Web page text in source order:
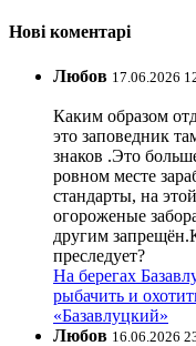
Нові коментарі
Любов 17.06.2026
Каким образом
это заповедник
знаков .Это
ровном месте
стандарты, на
огороженые
другим
преследует?
На берегах
рыбачить и
«Базавлуцкий»
Любов 16.06.2026